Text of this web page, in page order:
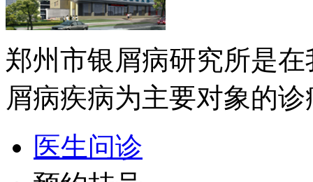
郑州市银屑病研究所是
屑病疾病为主要对象的
医生问诊